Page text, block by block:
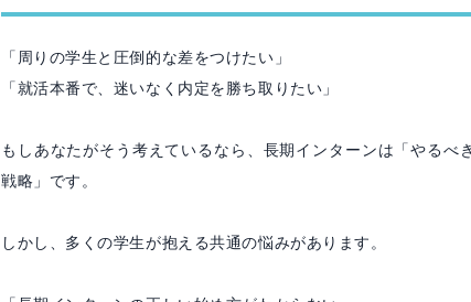
「周りの学生と圧倒的な差をつけたい」
「就活本番で、迷いなく内定を勝ち取りたい」
もしあなたがそう考えているなら、長期インターンは「やるべ
戦略」です。
しかし、多くの学生が抱える共通の悩みがあります。